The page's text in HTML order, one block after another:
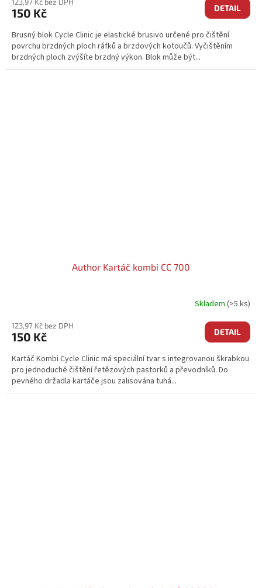
123,97 Kč bez DPH
150 Kč DETAIL
Brusný blok Cycle Clinic je elastické brusivo určené pro čištění
povrchu brzdných ploch ráfků a brzdových kotoučů. Vyčištěním
brzdných ploch zvýšíte brzdný výkon. Blok může být...
Author Kartáč kombi CC 700
Skladem (>5 ks)
123,97 Kč bez DPH
150 Kč DETAIL
Kartáč Kombi Cycle Clinic má speciální tvar s integrovanou škrabkou
pro jednoduché čištění řetězových pastorků a převodníků. Do
pevného držadla kartáče jsou zalisována tuhá...